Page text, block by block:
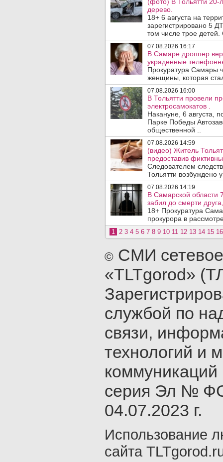
дерево.
18+ 6 августа на
зарегистрировано 5
том числе трое
07.08.2026 16:17
В Самаре дроппер
украденные
Прокуратура Самары
женщины, которая
07.08.2026 16:00
В Тольятти провели
электросамокатов .
Накануне, 6 августа,
Парке Победы
общественной ..
07.08.2026 14:59
(видео) Житель
предоставив
Следователем
Тольятти возбуждено
07.08.2026 14:19
В Самарской области
забил до смерти
18+ Прокуратура
прокурора в
1 2 3 4 5 6 7 8 9 10 11 12 13 14 15 16
© СМИ
«TLTgorod»
службой по
связи,
технологий и
серия Эл №
04.07.2023 г.
Использование
сайта